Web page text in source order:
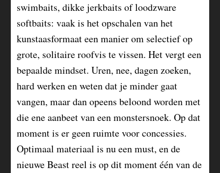
swimbaits, dikke jerkbaits of loodzware
softbaits: vaak is het opschalen van het
kunstaasformaat een manier om selectief op
grote, solitaire roofvis te vissen. Het vergt een
bepaalde mindset. Uren, nee, dagen zoeken,
hard werken en weten dat je minder gaat
vangen, maar dan opeens beloond worden met
die ene aanbeet van een monstersnoek. Op dat
moment is er geen ruimte voor concessies.
Optimaal materiaal is nu een must, en de
nieuwe Beast reel is op dit moment één van de